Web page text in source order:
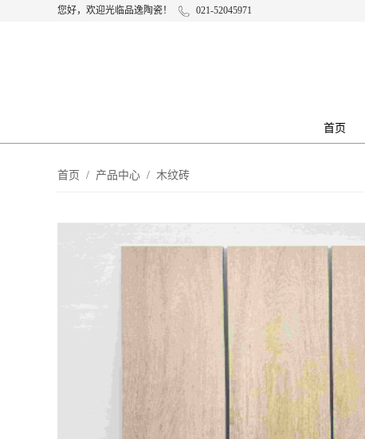
您好，欢迎光临品逸陶瓷！ 021-52045971
首页
首页 / 产品中心 / 木纹砖